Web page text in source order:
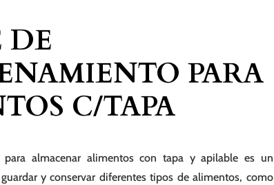
DE
PARA
C/TAPA
para almacenar alimentos con tapa y apilable es un
y conservar diferentes tipos de alimentos, como